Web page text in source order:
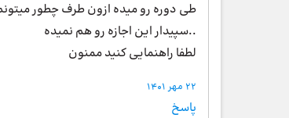
طی دوره رو میده ازون طرف چطور
..سپیدار این اجازه رو هم نمیده
لطفا راهنمایی کنید ممنون
22 مهر 1401
پاسخ